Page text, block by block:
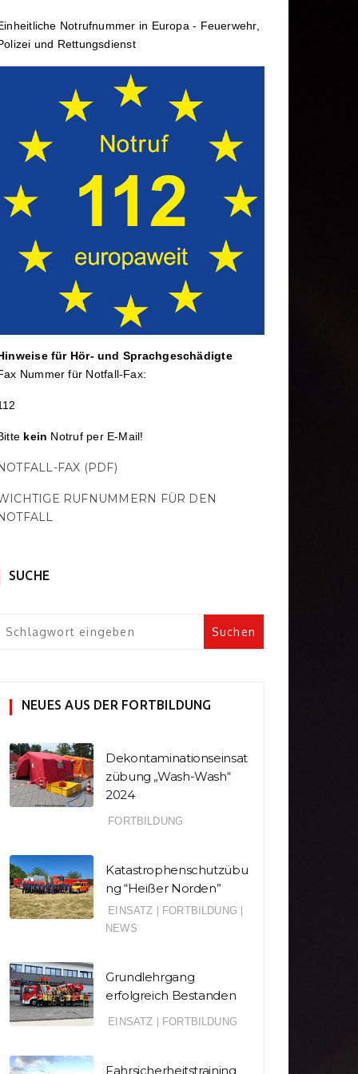
Abrollbehälter
Dekontamination
Mannschaftstransportwagen
NEWS BRANDSCHUTZTIPPS
Notruf­num­mer in Europa - Feuerwehr,
und Rettungs­dienst
für Hör- und Sprach­ge­schä­digte
Nummer für Notfall-Fax:
kein Notruf per E-Mail!
FAX (PDF)
RUFNUMMERN FÜR DEN
SUCHE
NEUES AUS DER FORTBILDUNG
Dekontaminationseinsat
zübung „Wash-Wash“
2024
FORTBILDUNG
Katastrophenschutzübu
ng “Heißer Norden”
EINSATZ | FORTBILDUNG |
NEWS
Grundlehrgang
erfolgreich Bestanden
EINSATZ | FORTBILDUNG
Fahrsicherheitstraining